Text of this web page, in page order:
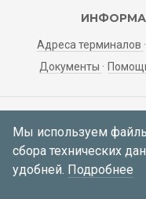
Адреса терминалов
Документы
Мои
Мы используем
сбора технических
удобней. Подробнее